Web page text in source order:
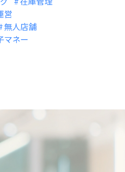
営
無人店舗
マネー